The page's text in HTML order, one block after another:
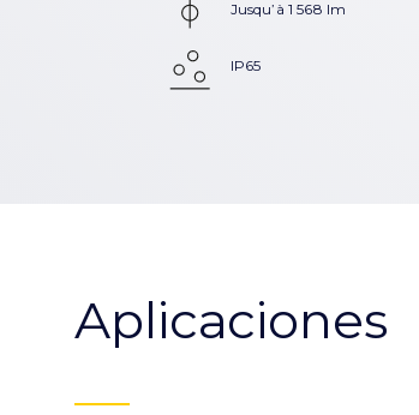
Jusqu’à 1 568 lm
IP65
Aplicaciones